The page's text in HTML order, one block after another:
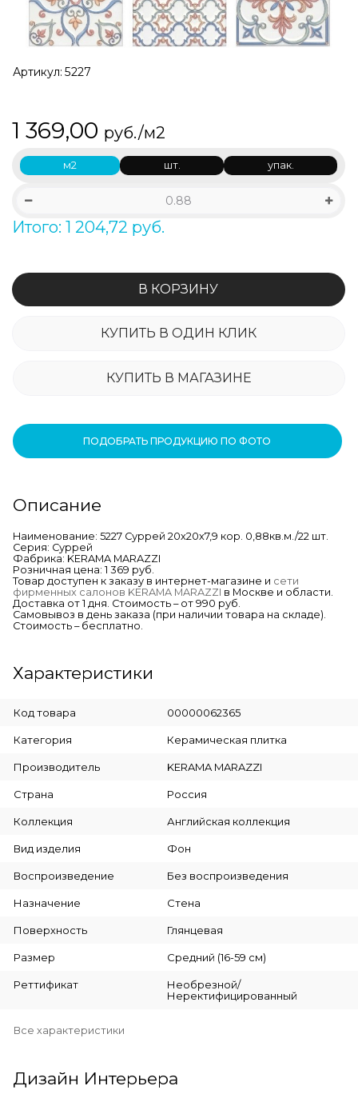
Артикул: 5227
1 369,00 руб./м2
м2 шт. упак.
Итого: 1 204,72 руб.
В КОРЗИНУ
КУПИТЬ В ОДИН КЛИК
КУПИТЬ В МАГАЗИНЕ
ПОДОБРАТЬ ПРОДУКЦИЮ ПО ФОТО
Описание
Наименование: 5227 Суррей 20х20х7,9 кор. 0,88кв.м./22 шт.
Серия: Суррей
Фабрика: KERAMA MARAZZI
Розничная цена: 1 369 руб.
Товар доступен к заказу в интернет-магазине и сети
фирменных салонов KERAMA MARAZZI в Москве и области.
Доставка от 1 дня. Стоимость – от 990 руб.
Самовывоз в день заказа (при наличии товара на складе).
Стоимость – бесплатно.
Характеристики
Код товара 00000062365
Категория Керамическая плитка
Производитель KERAMA MARAZZI
Страна Россия
Коллекция Английская коллекция
Вид изделия Фон
Воспроизведение Без воспроизведения
Назначение Стена
Поверхность Глянцевая
Размер Средний (16-59 см)
Реттификат
Необрезной/
Неректифицированный
Все характеристики
Дизайн Интерьера